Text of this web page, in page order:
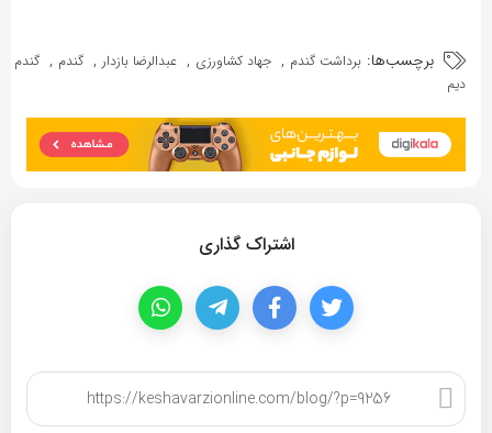
برچسب‌ها: برداشت گندم , جهاد کشاورزی , عبدالرضا بازدار , گندم , گندم
دیم
اشتراک گذاری